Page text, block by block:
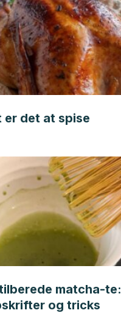
er det at spise
matcha-te:
og tricks